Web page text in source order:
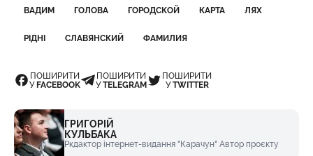
ВАДИМ ГОЛОВА ГОРОДСКОЙ КАРТА ЛЯХ
РІДНІ СЛАВЯНСКИЙ ФАМИЛИЯ
ПОШИРИТИ
У FACEBOOK
ПОШИРИТИ
УTELEGRAM
ПОШИРИТИ
УTWITTER
ГРИГОРІЙ
КУЛЬБАКА
Ркдактор інтернет-видання "Карачун" Автор проєкту